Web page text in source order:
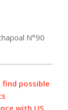
N°90
find possible
with US